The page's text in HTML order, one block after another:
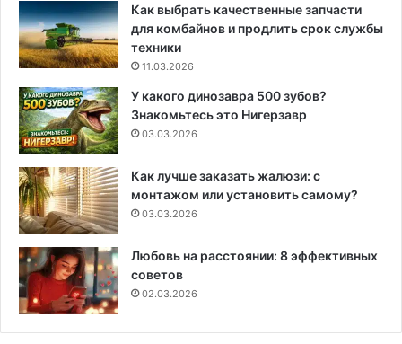
Как выбрать качественные запчасти
для комбайнов и продлить срок службы
техники
11.03.2026
У какого динозавра 500 зубов?
Знакомьтесь это Нигерзавр
03.03.2026
Как лучше заказать жалюзи: с
монтажом или установить самому?
03.03.2026
Любовь на расстоянии: 8 эффективных
советов
02.03.2026